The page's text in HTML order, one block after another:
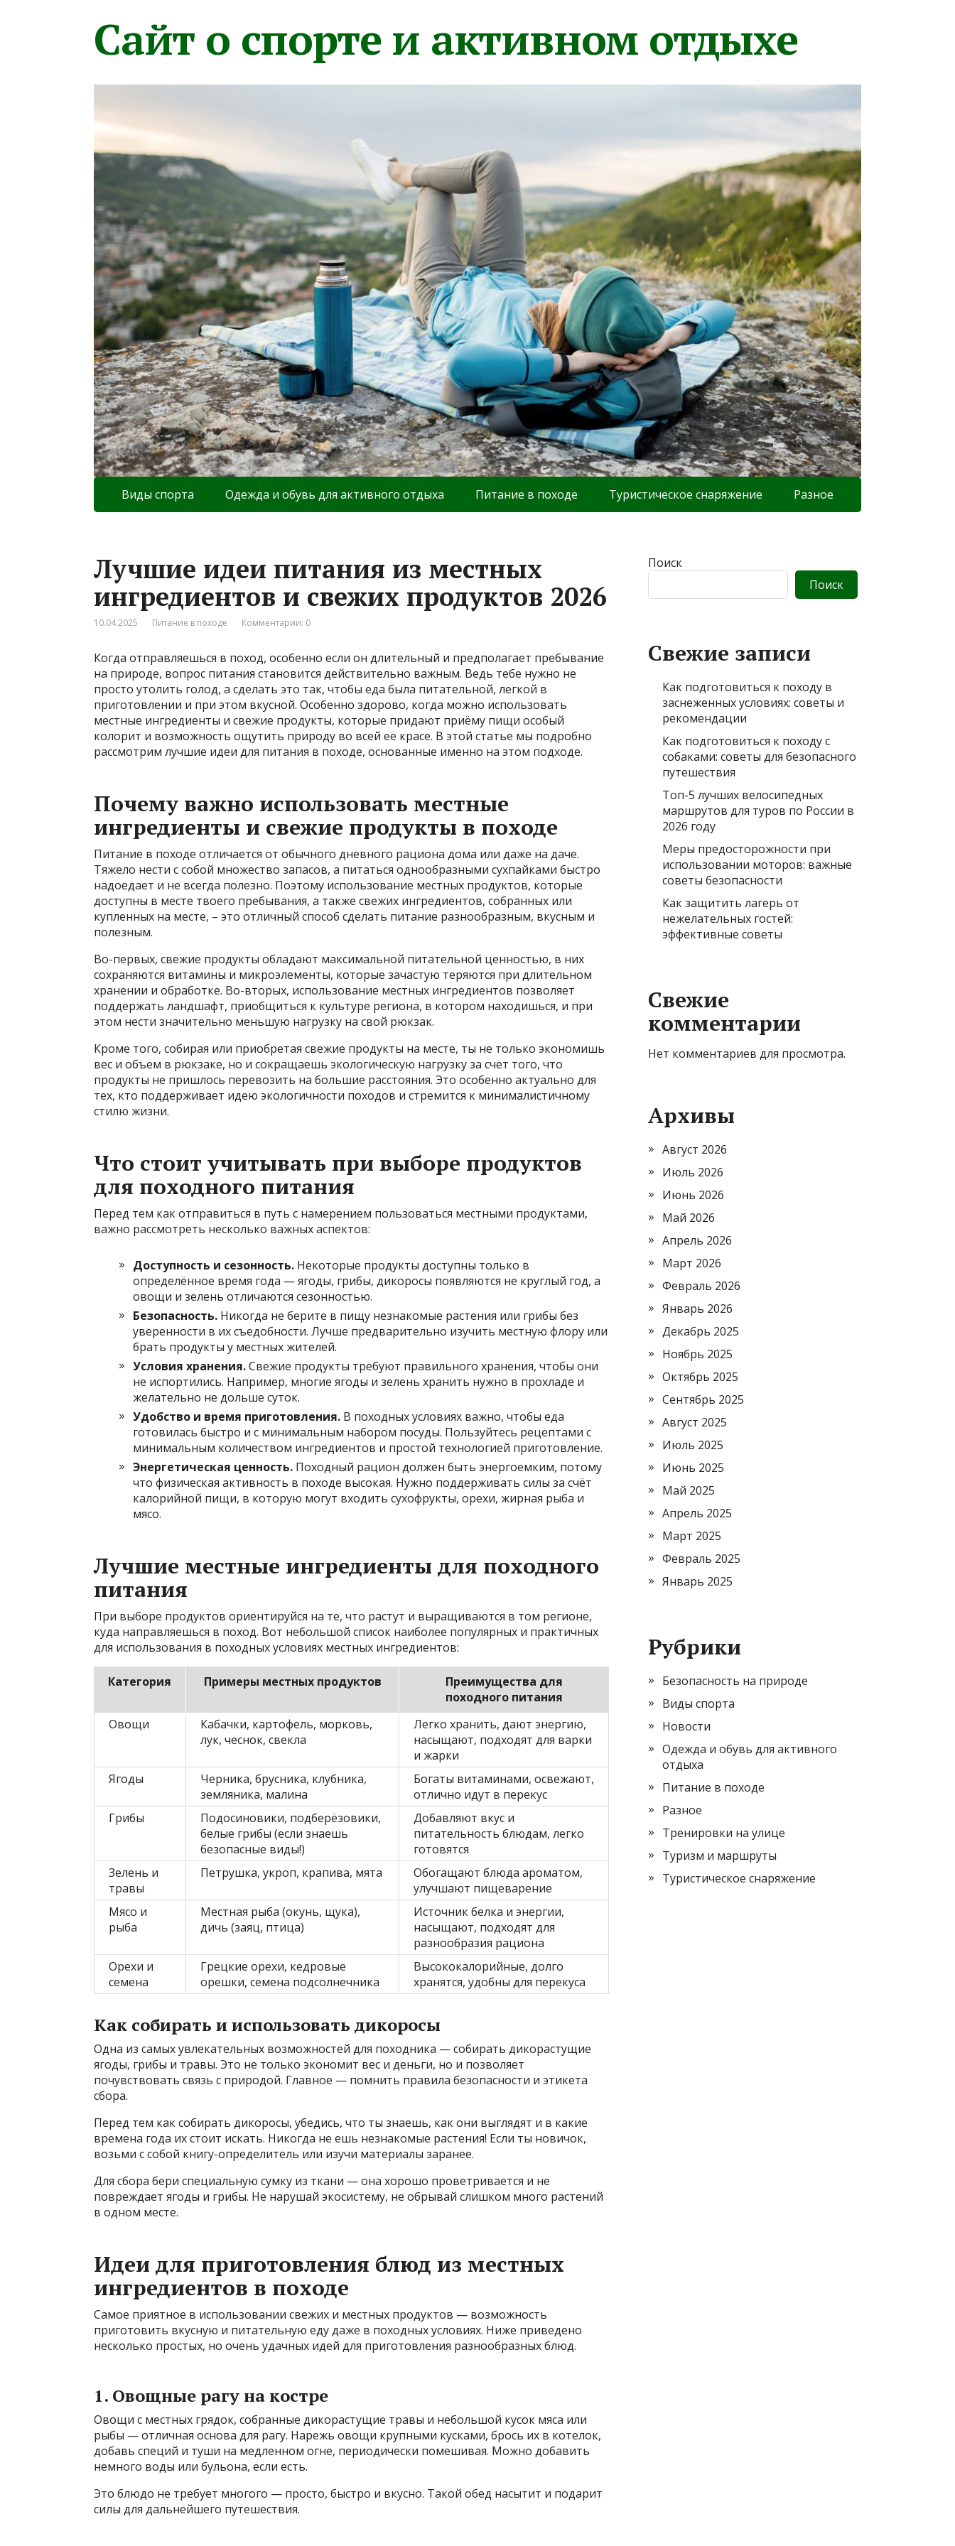
Сайт о спорте и активном отдыхе
Виды спорта Одежда и обувь для активного отдыха Питание в походе Туристическое снаряжение Разное
Лучшие идеи питания из местных
ингредиентов и свежих продуктов 2026
10.04.2025 Питание в походе Комментарии: 0
Когда отправляешься в поход, особенно если он длительный и предполагает пребывание
на природе, вопрос питания становится действительно важным. Ведь тебе нужно не
просто утолить голод, а сделать это так, чтобы еда была питательной, легкой в
приготовлении и при этом вкусной. Особенно здорово, когда можно использовать
местные ингредиенты и свежие продукты, которые придают приёму пищи особый
колорит и возможность ощутить природу во всей её красе. В этой статье мы подробно
рассмотрим лучшие идеи для питания в походе, основанные именно на этом подходе.
Почему важно использовать местные
ингредиенты и свежие продукты в походе
Питание в походе отличается от обычного дневного рациона дома или даже на даче.
Тяжело нести с собой множество запасов, а питаться однообразными сухпайками быстро
надоедает и не всегда полезно. Поэтому использование местных продуктов, которые
доступны в месте твоего пребывания, а также свежих ингредиентов, собранных или
купленных на месте, – это отличный способ сделать питание разнообразным, вкусным и
полезным.
Во-первых, свежие продукты обладают максимальной питательной ценностью, в них
сохраняются витамины и микроэлементы, которые зачастую теряются при длительном
хранении и обработке. Во-вторых, использование местных ингредиентов позволяет
поддержать ландшафт, приобщиться к культуре региона, в котором находишься, и при
этом нести значительно меньшую нагрузку на свой рюкзак.
Кроме того, собирая или приобретая свежие продукты на месте, ты не только экономишь
вес и объем в рюкзаке, но и сокращаешь экологическую нагрузку за счет того, что
продукты не пришлось перевозить на большие расстояния. Это особенно актуально для
тех, кто поддерживает идею экологичности походов и стремится к минималистичному
стилю жизни.
Что стоит учитывать при выборе продуктов
для походного питания
Перед тем как отправиться в путь с намерением пользоваться местными продуктами,
важно рассмотреть несколько важных аспектов:
Доступность и сезонность. Некоторые продукты доступны только в
определённое время года — ягоды, грибы, дикоросы появляются не круглый год, а
овощи и зелень отличаются сезонностью.
Безопасность. Никогда не берите в пищу незнакомые растения или грибы без
уверенности в их съедобности. Лучше предварительно изучить местную флору или
брать продукты у местных жителей.
Условия хранения.Свежие продукты требуют правильного хранения, чтобы они
не испортились. Например, многие ягоды и зелень хранить нужно в прохладе и
желательно не дольше суток.
Удобство и время приготовления. В походных условиях важно, чтобы еда
готовилась быстро и с минимальным набором посуды. Пользуйтесь рецептами с
минимальным количеством ингредиентов и простой технологией приготовление.
Энергетическая ценность. Походный рацион должен быть энергоемким, потому
что физическая активность в походе высокая. Нужно поддерживать силы за счёт
калорийной пищи, в которую могут входить сухофрукты, орехи, жирная рыба и
мясо.
Лучшие местные ингредиенты для походного
питания
При выборе продуктов ориентируйся на те, что растут и выращиваются в том регионе,
куда направляешься в поход. Вот небольшой список наиболее популярных и практичных
для использования в походных условиях местных ингредиентов:
Категория Примеры местных продуктов
Преимущества для
походного питания
Овощи
Кабачки, картофель, морковь,
лук, чеснок, свекла
Легко хранить, дают энергию,
насыщают, подходят для варки
и жарки
Ягоды
Черника, брусника, клубника,
земляника, малина
Богаты витаминами, освежают,
отлично идут в перекус
Грибы
Подосиновики, подберёзовики,
белые грибы (если знаешь
безопасные виды!)
Добавляют вкус и
питательность блюдам, легко
готовятся
Зелень и
травы
Петрушка, укроп, крапива, мята
Обогащают блюда ароматом,
улучшают пищеварение
Мясо и
рыба
Местная рыба (окунь, щука),
дичь (заяц, птица)
Источник белка и энергии,
насыщают, подходят для
разнообразия рациона
Орехи и
семена
Грецкие орехи, кедровые
орешки, семена подсолнечника
Высококалорийные, долго
хранятся, удобны для перекуса
Как собирать и использовать дикоросы
Одна из самых увлекательных возможностей для походника — собирать дикорастущие
ягоды, грибы и травы. Это не только экономит вес и деньги, но и позволяет
почувствовать связь с природой. Главное — помнить правила безопасности и этикета
сбора.
Перед тем как собирать дикоросы, убедись, что ты знаешь, как они выглядят и в какие
времена года их стоит искать. Никогда не ешь незнакомые растения! Если ты новичок,
возьми с собой книгу-определитель или изучи материалы заранее.
Для сбора бери специальную сумку из ткани — она хорошо проветривается и не
повреждает ягоды и грибы. Не нарушай экосистему, не обрывай слишком много растений
в одном месте.
Идеи для приготовления блюд из местных
ингредиентов в походе
Самое приятное в использовании свежих и местных продуктов — возможность
приготовить вкусную и питательную еду даже в походных условиях. Ниже приведено
несколько простых, но очень удачных идей для приготовления разнообразных блюд.
1. Овощные рагу на костре
Овощи с местных грядок, собранные дикорастущие травы и небольшой кусок мяса или
рыбы — отличная основа для рагу. Нарежь овощи крупными кусками, брось их в котелок,
добавь специй и туши на медленном огне, периодически помешивая. Можно добавить
немного воды или бульона, если есть.
Это блюдо не требует многого — просто, быстро и вкусно. Такой обед насытит и подарит
силы для дальнейшего путешествия.
Поиск
Поиск
Свежие записи
Как подготовиться к походу в
заснеженных условиях: советы и
рекомендации
Как подготовиться к походу с
собаками: советы для безопасного
путешествия
Топ-5 лучших велосипедных
маршрутов для туров по России в
2026 году
Меры предосторожности при
использовании моторов: важные
советы безопасности
Как защитить лагерь от
нежелательных гостей:
эффективные советы
Свежие
комментарии
Нет комментариев для просмотра.
Архивы
Август 2026
Июль 2026
Июнь 2026
Май 2026
Апрель 2026
Март 2026
Февраль 2026
Январь 2026
Декабрь 2025
Ноябрь 2025
Октябрь 2025
Сентябрь 2025
Август 2025
Июль 2025
Июнь 2025
Май 2025
Апрель 2025
Март 2025
Февраль 2025
Январь 2025
Рубрики
Безопасность на природе
Виды спорта
Новости
Одежда и обувь для активного
отдыха
Питание в походе
Разное
Тренировки на улице
Туризм и маршруты
Туристическое снаряжение